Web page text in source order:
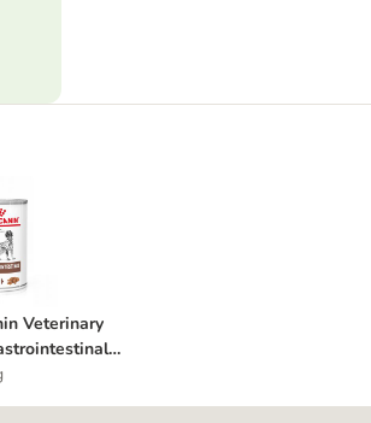
Veterinary Canine Gastrointestinal Mousse
Veterinary